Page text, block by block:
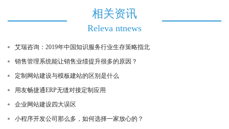
相关资讯
Releva ntnews
艾瑞咨询：2019年中国知识服务行业生存策略指北
销售管理系统能让销售业绩提升很多的原因？
定制网站建设与模板建站的区别是什么
用友畅捷通ERP无缝对接定制应用
企业网站建设四大误区
小程序开发公司那么多，如何选择一家放心的？